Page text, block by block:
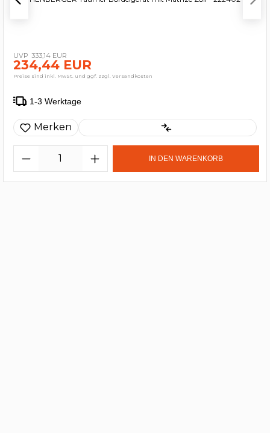
333,14 EUR
234,44 EUR
Preise sind inkl. MwSt. und ggf. zzgl. Versandkosten
1-3 Werktage
Merken
IN DEN WARENKORB